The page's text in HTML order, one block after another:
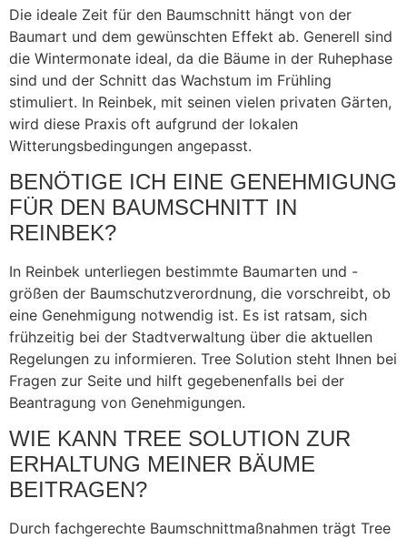
Die ideale Zeit für den Baumschnitt hängt von der
Baumart und dem gewünschten Effekt ab. Generell sind
die Wintermonate ideal, da die Bäume in der Ruhephase
sind und der Schnitt das Wachstum im Frühling
stimuliert. In Reinbek, mit seinen vielen privaten Gärten,
wird diese Praxis oft aufgrund der lokalen
Witterungsbedingungen angepasst.
BENÖTIGE ICH EINE GENEHMIGUNG
FÜR DEN BAUMSCHNITT IN
REINBEK?
In Reinbek unterliegen bestimmte Baumarten und -
größen der Baumschutzverordnung, die vorschreibt, ob
eine Genehmigung notwendig ist. Es ist ratsam, sich
frühzeitig bei der Stadtverwaltung über die aktuellen
Regelungen zu informieren. Tree Solution steht Ihnen bei
Fragen zur Seite und hilft gegebenenfalls bei der
Beantragung von Genehmigungen.
WIE KANN TREE SOLUTION ZUR
ERHALTUNG MEINER BÄUME
BEITRAGEN?
Durch fachgerechte Baumschnittmaßnahmen trägt Tree